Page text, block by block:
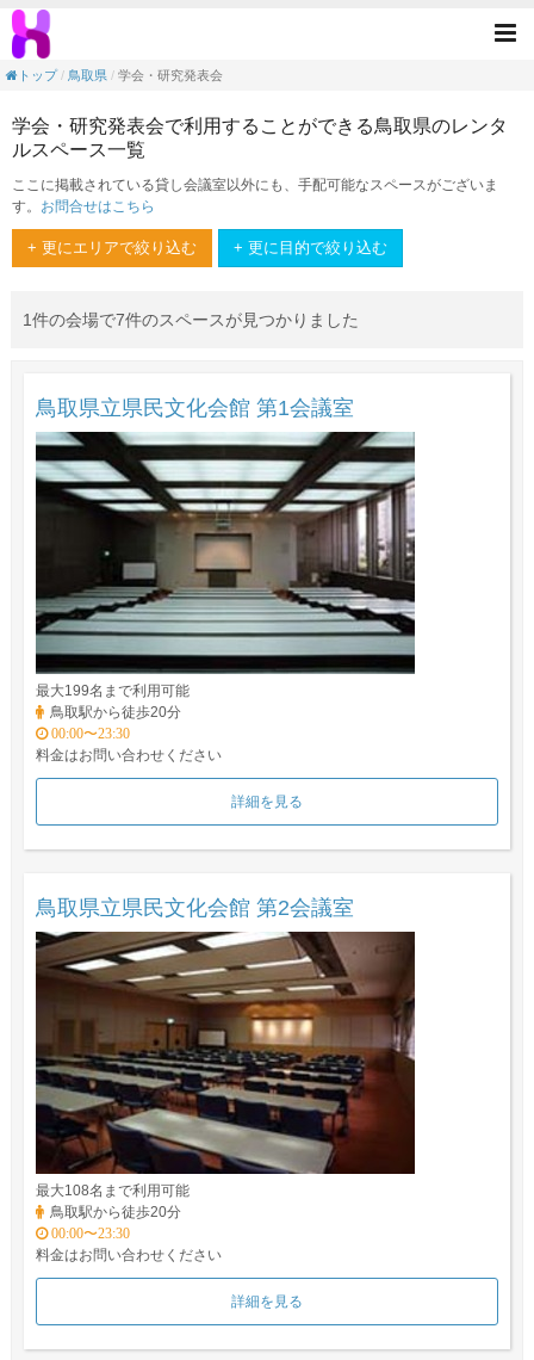
学会・研究発表会の目的で利用できる鳥取
トップ
鳥取県 学会・研究発表会
学会・研究発表会で利用することができる鳥取県のレンタ
ルスペース一覧
ここに掲載されている貸し会議室以外にも、手配可能なスペースがございま
す。 お問合せはこちら
+ 更にエリアで絞り込む + 更に目的で絞り込む
1件の会場で7件のスペースが見つかりました
鳥取県立県民文化会館 第1会議室
最大199名まで利用可能
鳥取駅から徒歩20分
00:00〜23:30
料金はお問い合わせください
詳細を見る
鳥取県立県民文化会館 第2会議室
最大108名まで利用可能
鳥取駅から徒歩20分
00:00〜23:30
料金はお問い合わせください
詳細を見る